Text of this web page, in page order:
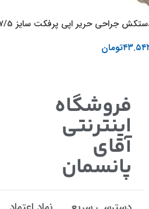
جراحی حریر اپی پرفکت سایز 7/5
تومان
فروشگاه
اینترنتی
آقای
پانسمان